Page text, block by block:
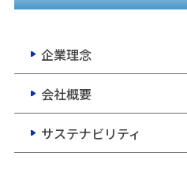
企業理念
会社概要
サステナビリティ